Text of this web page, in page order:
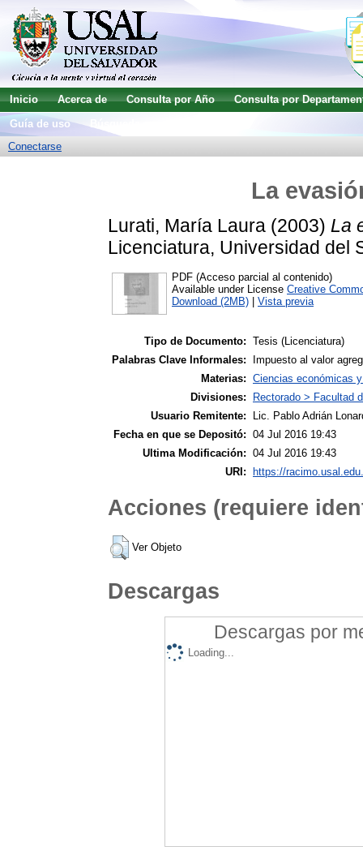
Inicio Acerca de Consulta por Año
Consulta por
Guía de uso
Conectarse
La
Lurati, María Laura (2003) La
Licenciatura, Universidad del
PDF (Acceso parcial al contenido)
Available under License Creative
Download (2MB)
Vista previa
Tipo de Documento: Tesis (Licenciatura)
Palabras Clave Informales:
Impuesto al valor
Materias: Ciencias económicas
Divisiones:
Rectorado > Facultad
Usuario Remitente:
Lic. Pablo Adrián
Fecha en que se Depositó: 04 Jul 2016 19:43
Ultima Modificación: 04 Jul 2016 19:43
URI:
https://
Acciones (requiere
Ver Objeto
Descargas
Descargas por
Loading...